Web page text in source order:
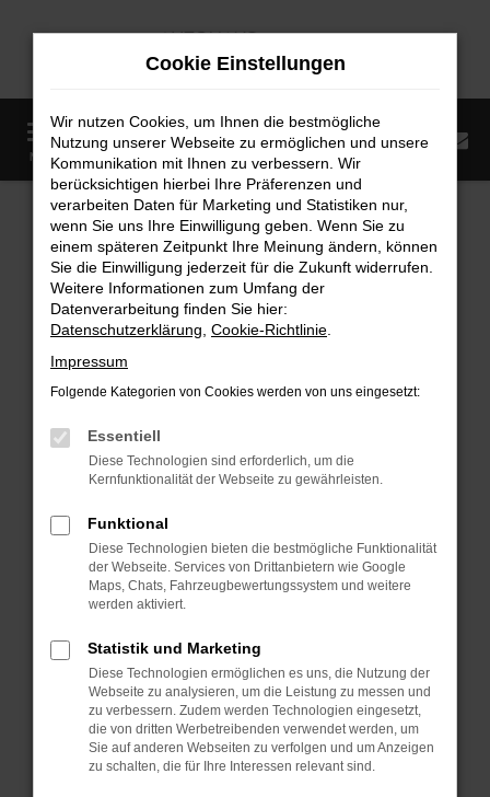
Zum
MENÜ
Startseite Fahrzeugangebote Fahrzeugmarkt
Fahrzeugmarkt
Fehler: Network Error
Beim Laden ist ein Fehler aufgetreten.
Hier sind ein paar Tipps, die dir helfen können:
Überprüfe deine Firewall und deine
Internetverbindung.
deine Suchmaschine?
Prüfe deine Browsererweiterungen.
Manche Erweiterungen, wie Werbeblocker,
können das Laden bestimmter Seiten
anderen Browser oder in einem privaten
Fenster?
Starte dein Gerät neu.
Das kann manchmal helfen,
vorübergehende Probleme zu beheben.
Cookie Einstellungen
Wir nutzen Cookies, um Ihnen die bestmögliche
Nutzung unserer Webseite zu ermöglichen und unsere
Kommunikation mit Ihnen zu verbessern. Wir
berücksichtigen hierbei Ihre Präferenzen und
verarbeiten Daten für Marketing und Statistiken nur,
wenn Sie uns Ihre Einwilligung geben. Wenn Sie zu
einem späteren Zeitpunkt Ihre Meinung ändern, können
Sie die Einwilligung jederzeit für die Zukunft widerrufen.
Weitere Informationen zum Umfang der
Datenverarbeitung finden Sie hier:
Datenschutzerklärung Cookie-Richtlinie
Impressum
Folgende Kategorien von Cookies werden von uns eingesetzt:
Essentiell
Diese Technologien sind erforderlich, um die
Kernfunktionalität der Webseite zu gewährleisten.
Funktional
Diese Technologien bieten die bestmögliche Funktionalität
der Webseite. Services von Drittanbietern wie Google
Maps, Chats, Fahrzeugbewertungssystem und weitere
werden aktiviert.
Statistik und Marketing
Diese Technologien ermöglichen es uns, die Nutzung der
Webseite zu analysieren, um die Leistung zu messen und
zu verbessern. Zudem werden Technologien eingesetzt,
die von dritten Werbetreibenden verwendet werden, um
Sie auf anderen Webseiten zu verfolgen und um Anzeigen
zu schalten, die für Ihre Interessen relevant sind.